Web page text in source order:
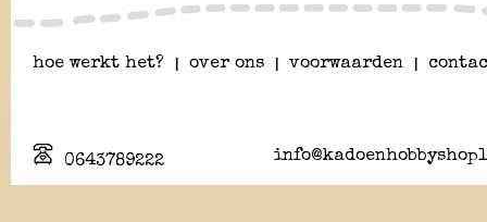
hoe werkt het? over ons voorwaarden
0643789222